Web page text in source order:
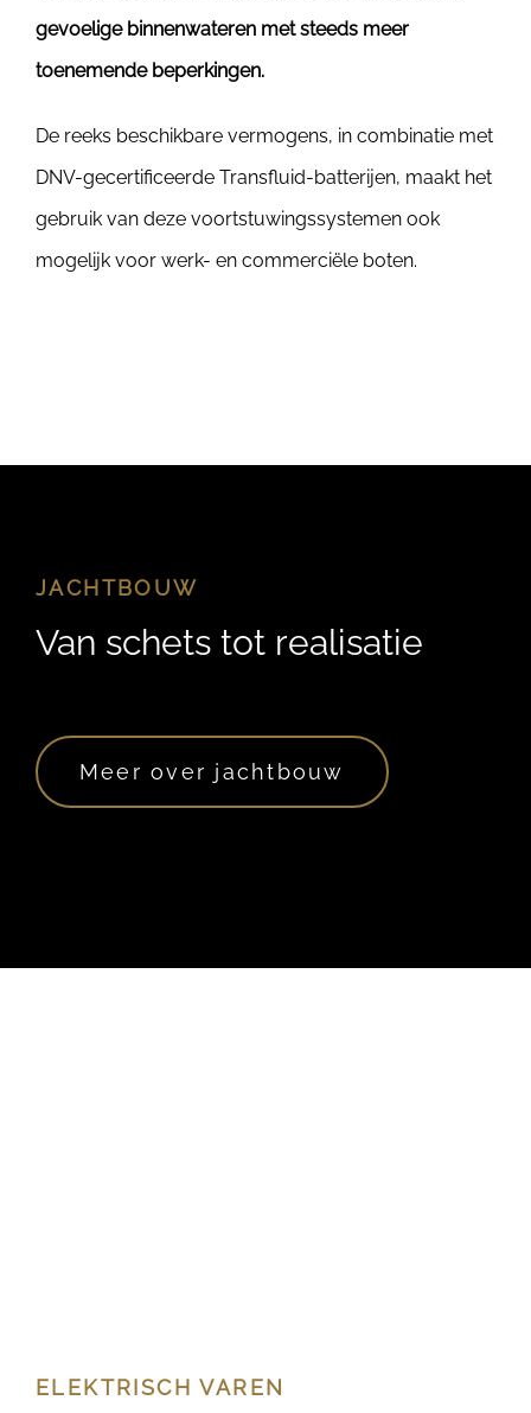
gevoelige binnenwateren met steeds meer
toenemende beperkingen.
De reeks beschikbare vermogens, in combinatie met
DNV-gecertificeerde Transfluid-batterijen, maakt het
gebruik van deze voortstuwingssystemen ook
mogelijk voor werk- en commerciële boten.
JACHTBOUW
Van schets tot realisatie
Meer over jachtbouw
ELEKTRISCH VAREN